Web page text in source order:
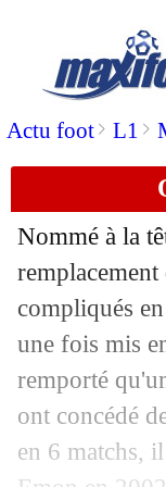
Actu foot> L1 >
Nommé à la
compliqués
une fois mis
remporté
ont concédé
en 6 matchs,
Nantes
26/11 Le
26/11 OM:
26/11 Nice:
26/11 Union
26/11
26/11 L1: